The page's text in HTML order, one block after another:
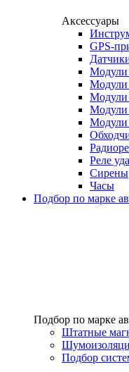
Аксессуары
GPS-
Модули
Модули
Модули
Модули
Модули
Реле
Сирены
Часы
Подбор по марке
Подбор по марке
Штатные
Подбор